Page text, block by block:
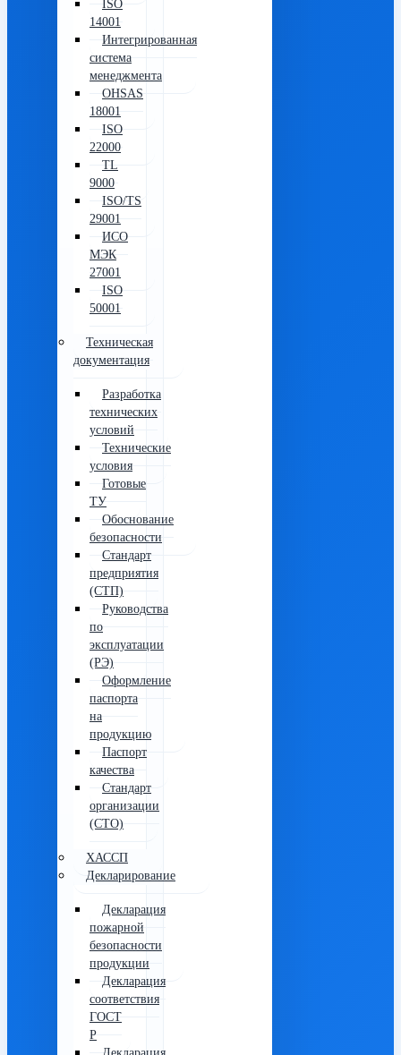
ISO
14001
Интегрированная
система
менеджмента
OHSAS
18001
ISO
22000
TL
9000
ISO/TS
29001
ИСО
МЭК
27001
ISO
50001
Техническая
документация
Разработка
технических
условий
Технические
условия
Готовые
ТУ
Обоснование
безопасности
Стандарт
предприятия
(СТП)
Руководства
по
эксплуатации
(РЭ)
Оформление
паспорта
на
продукцию
Паспорт
качества
Стандарт
организации
(СТО)
ХАССП
Декларирование
Декларация
пожарной
безопасности
продукции
Декларация
соответствия
ГОСТ
Р